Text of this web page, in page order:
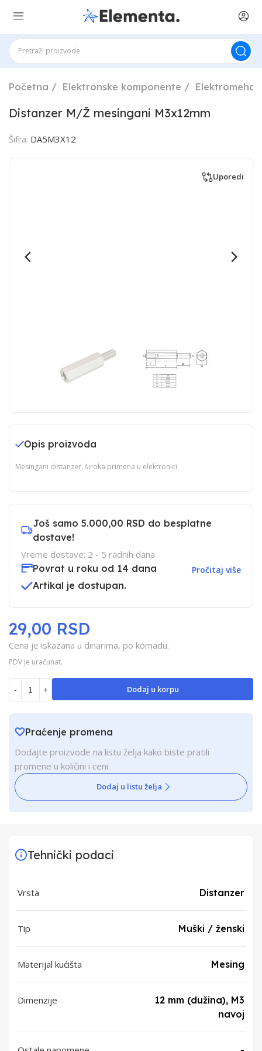
Početna Elektronske komponente
Distanzer M/Ž mesingani M3x12mm
Šifra: DA5M3X12
Uporedi
Opis proizvoda
Mesingani distanzer, široka primena u elektronici
Još samo 5.000,00 RSD do besplatne
dostave!
Vreme dostave: 2 - 5 radnih dana
Povrat u roku od 14 dana
Pročitaj više
Artikal je dostupan.
Cena je iskazana u dinarima, po komadu.
PDV je uračunat.
29,00 RSD
- + Dodaj u korpu
Praćenje promena
Dodajte proizvode na listu želja kako biste pratili
promene u količini i ceni.
Dodaj u listu želja
Tehnički podaci
Vrsta Distanzer
Tip Muški / ženski
Materijal kućišta Mesing
Dimenzije
12 mm (dužina), M3
navoj